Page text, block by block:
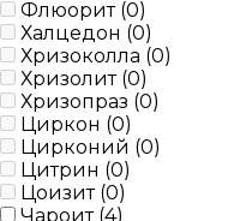
Флюорит (0)
Халцедон (0)
Хризоколла (0)
Хризолит (0)
Хризопраз (0)
Циркон (0)
Цирконий (0)
Цитрин (0)
Цоизит (0)
Чароит (4)